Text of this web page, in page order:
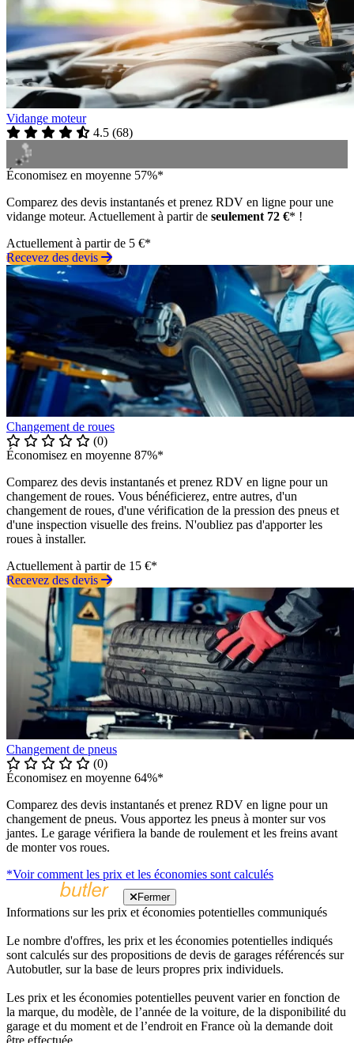
Vidange moteur
4.5 (68)
Économisez en moyenne 57%*
Comparez des devis instantanés et prenez RDV en ligne pour une
vidange moteur. Actuellement à partir de seulement 72 €* !
Actuellement à partir de 5 €*
Recevez des devis
Changement de roues
(0)
Économisez en moyenne 87%*
Comparez des devis instantanés et prenez RDV en ligne pour un
changement de roues. Vous bénéficierez, entre autres, d'un
changement de roues, d'une vérification de la pression des pneus et
d'une inspection visuelle des freins. N'oubliez pas d'apporter les
roues à installer.
Actuellement à partir de 15 €*
Recevez des devis
Changement de pneus
(0)
Économisez en moyenne 64%*
Comparez des devis instantanés et prenez RDV en ligne pour un
changement de pneus. Vous apportez les pneus à monter sur vos
jantes. Le garage vérifiera la bande de roulement et les freins avant
de monter vos roues.
*Voir comment les prix et les économies sont calculés
Fermer
Informations sur les prix et économies potentielles communiqués
Le nombre d'offres, les prix et les économies potentielles indiqués
sont calculés sur des propositions de devis de garages référencés sur
Autobutler, sur la base de leurs propres prix individuels.
Les prix et les économies potentielles peuvent varier en fonction de
la marque, du modèle, de l’année de la voiture, de la disponibilité du
garage et du moment et de l’endroit en France où la demande doit
être effectuée.